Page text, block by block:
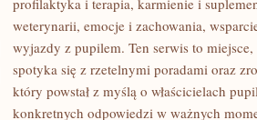
PROFILAKTYKA
profilaktyka i terapia, karmienie i
weterynarii, emocje i zachowania,
wyjazdy z pupilem. Ten serwis to
spotyka się z rzetelnymi poradami oraz
który powstał z myślą o właścicielach
konkretnych odpowiedzi w ważnych